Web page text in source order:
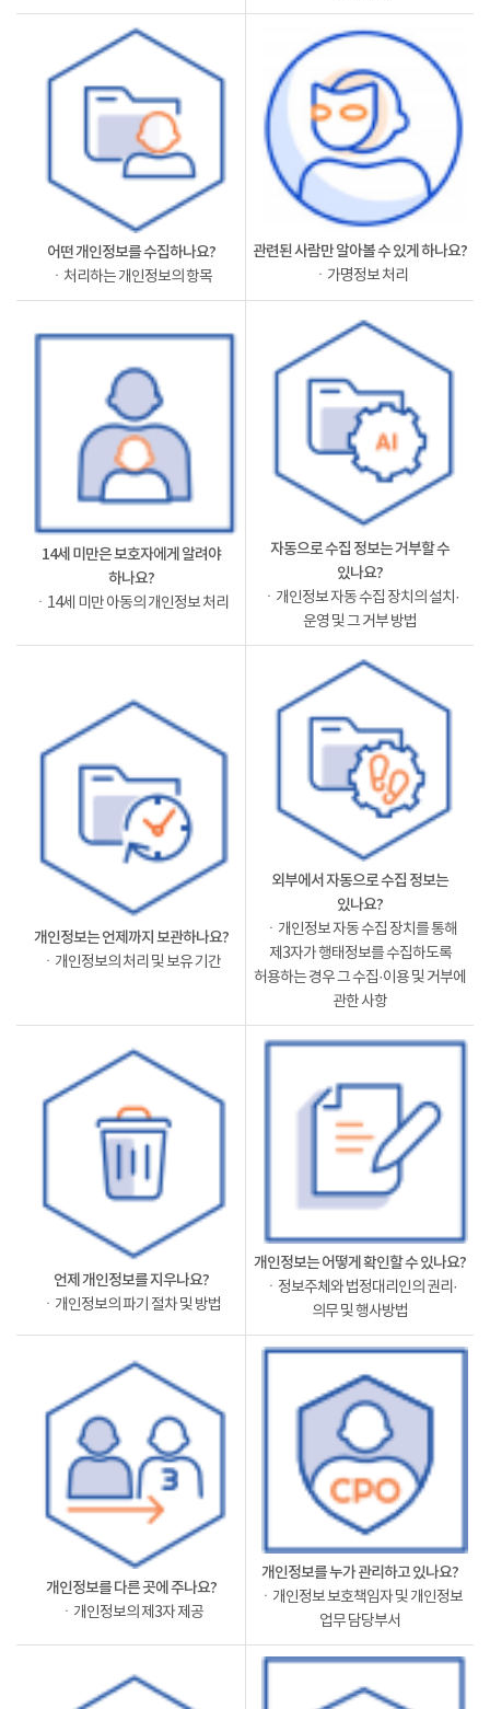
어떤 개인정보를 수집하나요?
ㆍ처리하는 개인정보의 항목
관련된 사람만 알아볼 수 있게 하나요?
ㆍ가명정보 처리
14세 미만은 보호자에게 알려야
하나요?
ㆍ14세 미만 아동의 개인정보 처리
자동으로 수집 정보는 거부할 수
있나요?
ㆍ개인정보 자동 수집 장치의 설치·
운영 및 그 거부 방법
개인정보는 언제까지 보관하나요?
ㆍ개인정보의 처리 및 보유 기간
외부에서 자동으로 수집 정보는
있나요?
ㆍ개인정보 자동 수집 장치를 통해
제3자가 행태정보를 수집하도록
허용하는 경우 그 수집·이용 및 거부에
관한 사항
언제 개인정보를 지우나요?
ㆍ개인정보의 파기 절차 및 방법
개인정보는 어떻게 확인할 수 있나요?
ㆍ정보주체와 법정대리인의 권리·
의무 및 행사방법
개인정보를 다른 곳에 주나요?
ㆍ개인정보의 제3자 제공
개인정보를 누가 관리하고 있나요?
ㆍ개인정보 보호책임자 및 개인정보
업무 담당부서